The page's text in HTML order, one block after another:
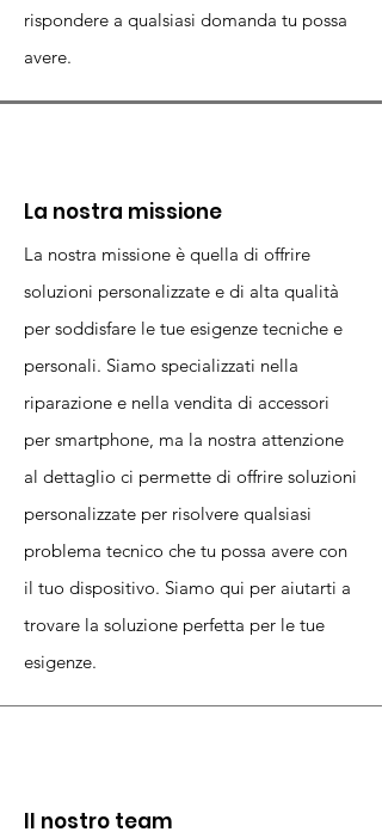
rispondere a qualsiasi domanda tu possa
avere.
La nostra missione
La nostra missione è quella di offrire
soluzioni personalizzate e di alta qualità
per soddisfare le tue esigenze tecniche e
personali. Siamo specializzati nella
riparazione e nella vendita di accessori
per smartphone, ma la nostra attenzione
al dettaglio ci permette di offrire soluzioni
personalizzate per risolvere qualsiasi
problema tecnico che tu possa avere con
il tuo dispositivo. Siamo qui per aiutarti a
trovare la soluzione perfetta per le tue
esigenze.
Il nostro team